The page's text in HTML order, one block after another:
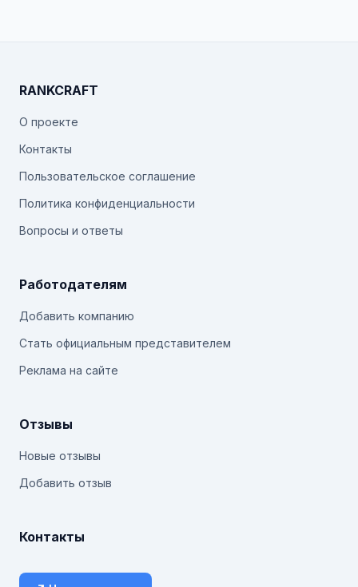
RANKCRAFT
О проекте
Контакты
Пользовательское соглашение
Политика конфиденциальности
Вопросы и ответы
Работодателям
Добавить компанию
Стать официальным представителем
Реклама на сайте
Отзывы
Новые отзывы
Добавить отзыв
Контакты